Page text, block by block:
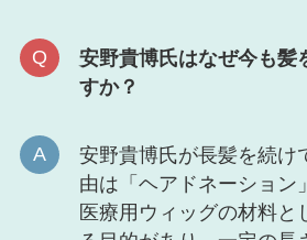
安野貴博氏はなぜ今も髪
すか？
安野貴博氏が長髪を続け
由は「ヘアドネーション
医療用ウィッグの材料と